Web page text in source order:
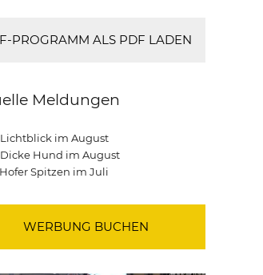
PROGRAMM ALS PDF LADEN
Meldungen
im August
Hund im August
Spitzen im Juli
WERBUNG BUCHEN